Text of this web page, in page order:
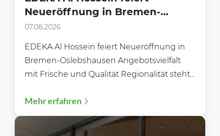
Neueröffnung in Bremen-
Oslebshausen
07.08.2026
EDEKA Al Hossein feiert Neueröffnung in
Bremen-Oslebshausen Angebotsvielfalt
mit Frische und Qualität Regionalität steht
Flexibles und bequemes Einkaufen...
Mehr erfahren